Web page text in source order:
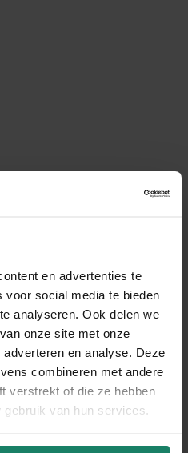
en advertenties te
voor social media te bieden
analyseren. Ook delen we
onze site met onze
en analyse. Deze
combineren met andere
verstrekt of die ze hebben
van hun services.